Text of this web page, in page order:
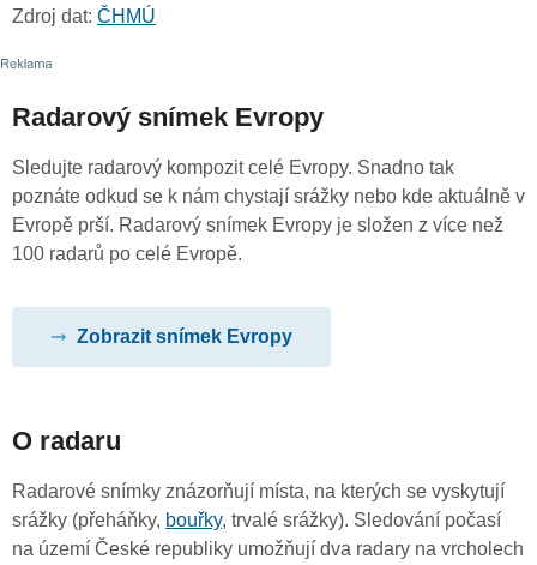
Zdroj dat: ČHMÚ
Radarový snímek Evropy
Sledujte radarový kompozit celé Evropy. Snadno tak
poznáte odkud se k nám chystají srážky nebo kde aktuálně v
Evropě prší. Radarový snímek Evropy je složen z více než
100 radarů po celé Evropě.
Zobrazit snímek Evropy
O radaru
Radarové snímky znázorňují místa, na kterých se vyskytují
srážky (přeháňky, bouřky, trvalé srážky). Sledování počasí
na území České republiky umožňují dva radary na vrcholech